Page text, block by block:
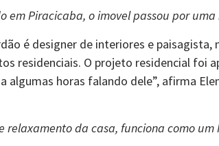
em Piracicaba, o imovel passou por
é designer de interiores e
residenciais. O projeto residencial foi
algumas horas falando dele”, afirma
relaxamento da casa, funciona como